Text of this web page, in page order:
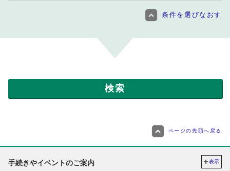
条件を選びなおす
ページの先頭へ戻る
手続きやイベントのご案内 表示